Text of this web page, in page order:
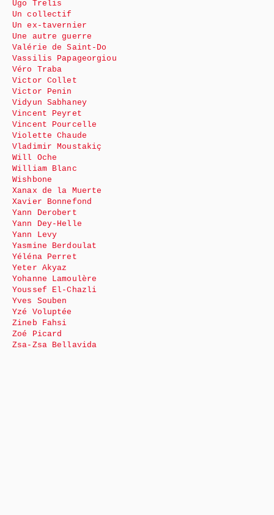
Ugo Trelis
Un collectif
Un ex-tavernier
Une autre guerre
Valérie de Saint-Do
Vassilis Papageorgiou
Véro Traba
Victor Collet
Victor Penin
Vidyun Sabhaney
Vincent Peyret
Vincent Pourcelle
Violette Chaude
Vladimir Moustakiç
Will Oche
William Blanc
Wishbone
Xanax de la Muerte
Xavier Bonnefond
Yann Derobert
Yann Dey-Helle
Yann Levy
Yasmine Berdoulat
Yéléna Perret
Yeter Akyaz
Yohanne Lamoulère
Youssef El-Chazli
Yves Souben
Yzé Voluptée
Zineb Fahsi
Zoé Picard
Zsa-Zsa Bellavida